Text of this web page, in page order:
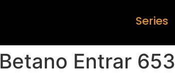
Series
Betano Entrar 653